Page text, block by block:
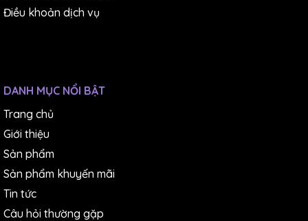
Điều khoản dịch vụ
DANH MỤC NỔI BẬT
Trang chủ
Giới thiệu
Sản phẩm
Sản phẩm khuyến mãi
Tin tức
Câu hỏi thường gặp